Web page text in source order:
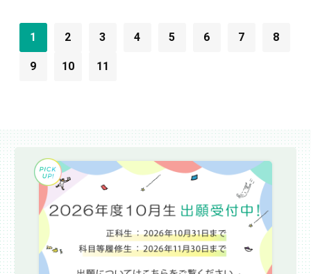
1 2 3 4 5 6 7 8
9 10 11